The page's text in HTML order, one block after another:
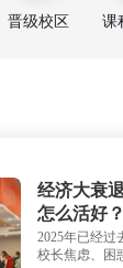
晋级校区 课
经济大衰
怎么活好？
2025年已经过
校长焦虑、困